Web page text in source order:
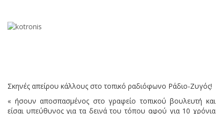
Σκηνές απείρου κάλλους στο τοπικό ραδιόφωνο Ράδιο-Ζυγός!
« ήσουν αποσπασμένος στο γραφείο τοπικού βουλευτή και
είσαι υπεύθυνος για τα δεινά του τόπου αφού για 10 χρόνια